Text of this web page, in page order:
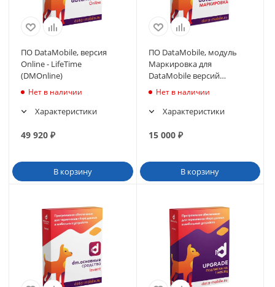
ПО DataMobile, версия
Online - LifeTime
(DMOnline)
Нет в наличии
Характеристики
49 920 ₽
В корзину
ПО DataMobile, модуль
Маркировка для
DataMobile версий
LifeTime (DMmodulMark)
Нет в наличии
Характеристики
15 000₽
В корзину